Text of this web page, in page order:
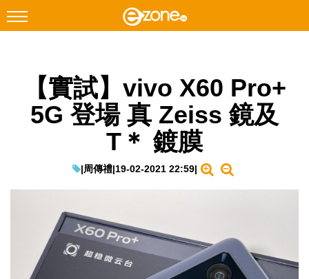
Facebook Instagram
科技焦點
教學評測
IT Times
生成式AI與雲端應用
【實試】vivo X60 Pro+
5G 登場 真 Zeiss 鏡及
T＊ 鍍膜
|周傳禮|19-02-2021 22:59|